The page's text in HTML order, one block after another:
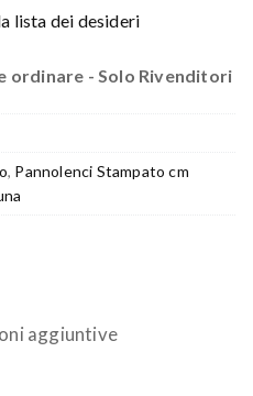
lista dei desideri
ordinare - Solo Rivenditori
, Pannolenci Stampato cm
aggiuntive